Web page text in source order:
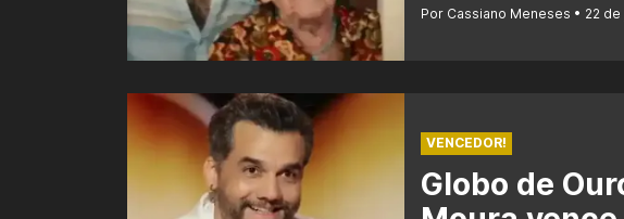
Por Cassiano Meneses 22
VENCEDOR!
Globo de